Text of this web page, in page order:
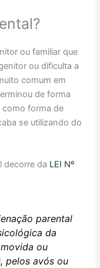
ou familiar que
ou dificulta a
comum em
de forma
como forma de
se utilizando do
decorre da LEI Nº
parental
da
ou
pelos avós ou